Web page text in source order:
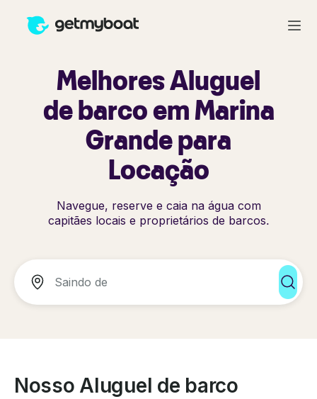
Melhores Aluguel
de barco em Marina
Grande para
Locação
Navegue, reserve e caia na água com
capitães locais e proprietários de barcos.
Nosso Aluguel de barco